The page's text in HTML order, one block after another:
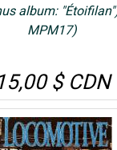
album:
MPM17)
$ CDN